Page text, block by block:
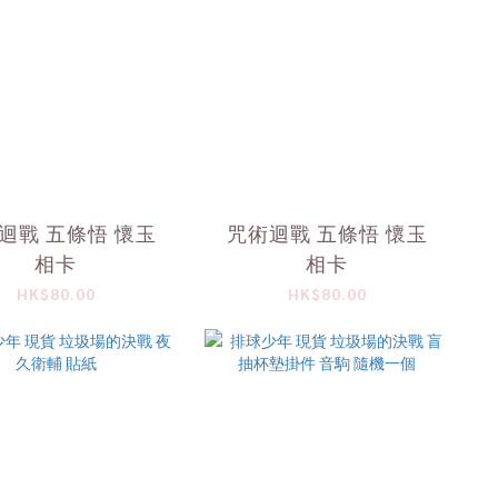
戰 五條悟 懷玉
相卡
HK$80.00
咒術迴戰 五條悟 懷玉
相卡
HK$80.00